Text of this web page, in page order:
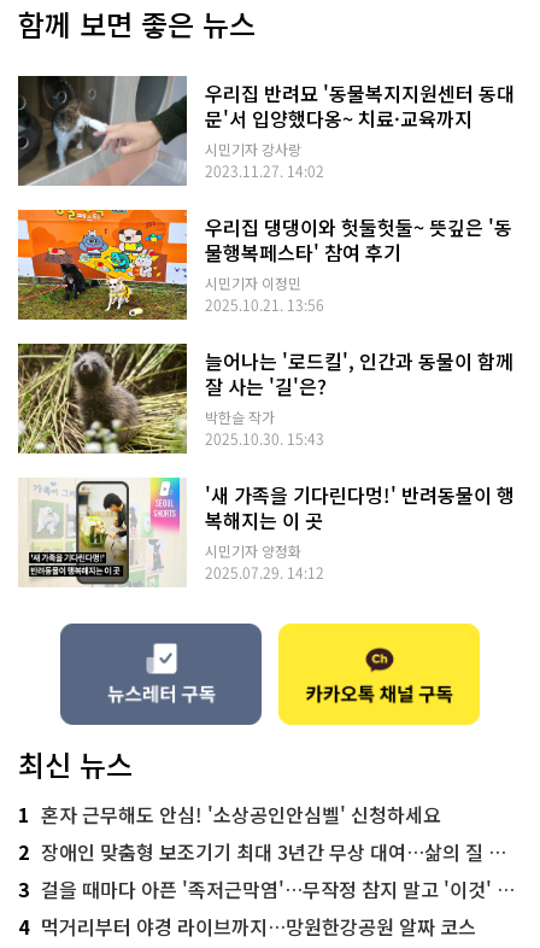
함께 보면 좋은 뉴스
우리집 반려묘 '동물복지지원센터 동대
문'서 입양했다옹~ 치료·교육까지
시민기자 강사랑
2023.11.27. 14:02
우리집 댕댕이와 헛둘헛둘~ 뜻깊은 '동
물행복페스타' 참여 후기
시민기자 이정민
2025.10.21. 13:56
늘어나는 '로드킬', 인간과 동물이 함께
잘 사는 '길'은?
박한슬 작가
2025.10.30. 15:43
'새 가족을 기다린다멍!' 반려동물이 행
복해지는 이 곳
시민기자 양정화
2025.07.29. 14:12
최신 뉴스
1 혼자 근무해도 안심! '소상공인안심벨' 신청하세요
2 장애인 맞춤형 보조기기 최대 3년간 무상 대여…삶의 질 높인다
3 걸을 때마다 아픈 '족저근막염'…무작정 참지 말고 '이것' 해보세요!
4 먹거리부터 야경 라이브까지…망원한강공원 알짜 코스